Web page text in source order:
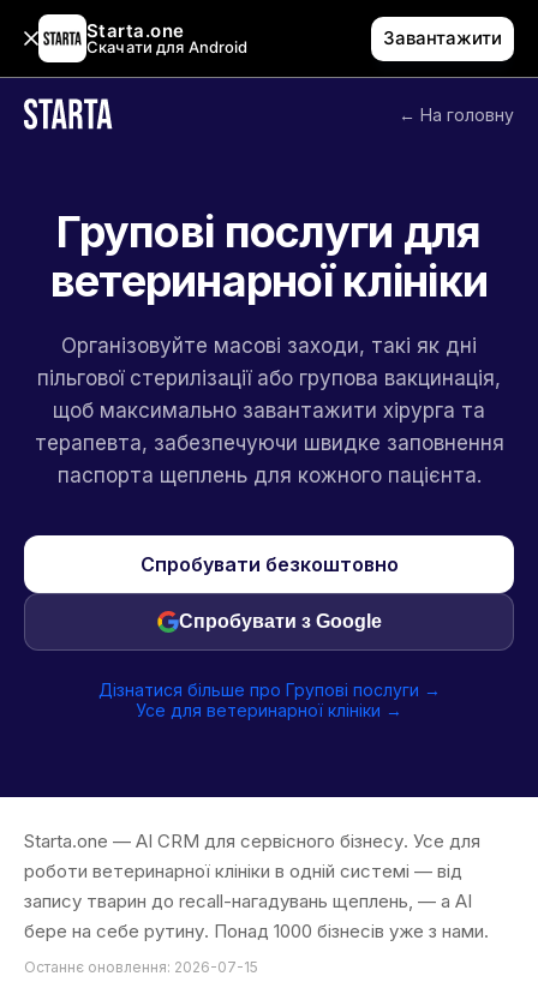
Starta.one
Скачати для Android Завантажити
← На головну
Групові послуги для
ветеринарної клініки
Організовуйте масові заходи, такі як дні
пільгової стерилізації або групова вакцинація,
щоб максимально завантажити хірурга та
терапевта, забезпечуючи швидке заповнення
паспорта щеплень для кожного пацієнта.
Спробувати безкоштовно
Спробувати з Google
Дізнатися більше про Групові послуги →
Усе для ветеринарної клініки →
Starta.one — AI CRM для сервісного бізнесу. Усе для
роботи ветеринарної клініки в одній системі — від
запису тварин до recall-нагадувань щеплень, — а AI
бере на себе рутину. Понад 1000 бізнесів уже з нами.
Останнє оновлення: 2026-07-15